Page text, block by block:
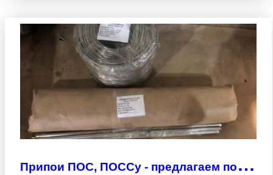
П
рипои ПОС, ПОССу - предлагаем по минимальной цене